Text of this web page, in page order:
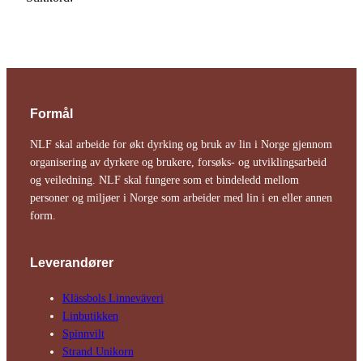
Formål
NLF skal arbeide for økt dyrking og bruk av lin i Norge gjennom
organisering av dyrkere og brukere, forsøks- og utviklingsarbeid
og veiledning. NLF skal fungere som et bindeledd mellom
personer og miljøer i Norge som arbeider med lin i en eller annen
form.
Leverandører
Klässbols Linne­väveri
Linbutikken
Spinnvilt
Strand Unikorn